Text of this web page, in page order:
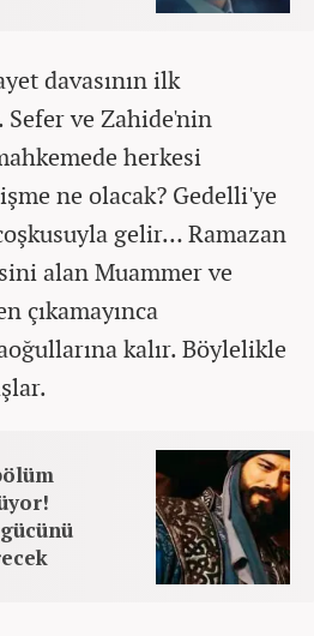
davasının ilk
Sefer ve Zahide'nin
herkesi
ne olacak? Gedelli'ye
gelir… Ramazan
alan Muammer ve
çıkamayınca
kalır. Böylelikle